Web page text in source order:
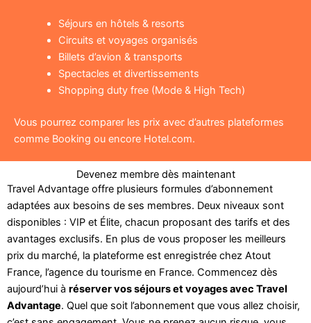
Séjours en hôtels & resorts
Circuits et voyages organisés
Billets d’avion & transports
Spectacles et divertissements
Shopping duty free (Mode & High Tech)
Vous pourrez comparer les prix avec d’autres plateformes
comme Booking ou encore Hotel.com.
Devenez membre dès maintenant
Travel Advantage offre plusieurs formules d’abonnement
adaptées aux besoins de ses membres. Deux niveaux sont
disponibles : VIP et Élite, chacun proposant des tarifs et des
avantages exclusifs. En plus de vous proposer les meilleurs
prix du marché, la plateforme est enregistrée chez Atout
France, l’agence du tourisme en France. Commencez dès
aujourd’hui à réserver vos séjours et voyages avec Travel
Advantage. Quel que soit l’abonnement que vous allez choisir,